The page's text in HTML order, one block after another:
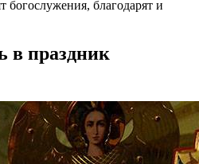
благодарят и
в праздник